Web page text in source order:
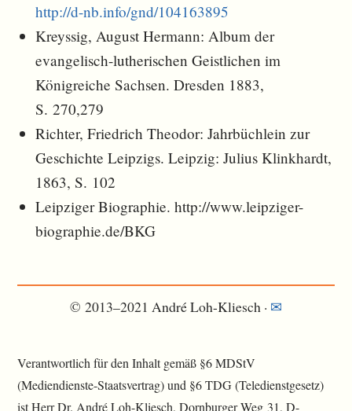
http://d-nb.info/gnd/104163895
Kreyssig, August Hermann: Album der
evangelisch-lutherischen Geistlichen im
Königreiche Sachsen. Dresden 1883,
S. 270,279
Richter, Friedrich Theodor: Jahrbüchlein zur
Geschichte Leipzigs. Leipzig: Julius Klinkhardt,
1863, S. 102
Leipziger Biographie. http://www.leipziger-
biographie.de/BKG
© 2013–2021 André Loh-Kliesch · ✉︎
Verantwortlich für den Inhalt gemäß §6 MDStV
(Mediendienste-Staatsvertrag) und §6 TDG (Teledienstgesetz)
ist Herr Dr. André Loh-Kliesch, Dornburger Weg 31, D-